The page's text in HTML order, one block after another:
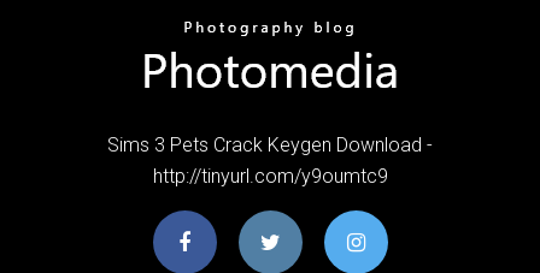
Sims 3 Pets Crack Keygen Download -
http://tinyurl.com/y9oumtc9